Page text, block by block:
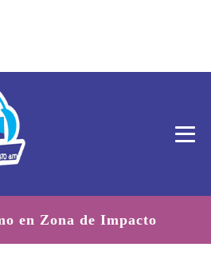
en Zona de Impacto